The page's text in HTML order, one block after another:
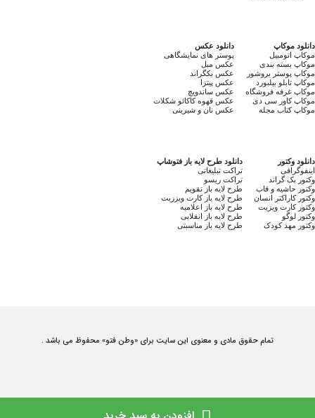
دانلود موکاپ
موکاپ اتومبیل
موکاپ بسته بندی
موکاپ پوستر بروشور
موکاپ تابلو بیلبورد
موکاپ غرفه فروشگاه
موکاپ کاور سی دی
موکاپ کتاب مجله
دانلود عکس
پوستر های نمایشگاهی
عکس مبل
عکس بکگراند
عکس پیتزا
عکس ساندویچ
عکس قهوه کاکائو شکلات
عکس نان و شیرینی
دانلود وکتور
اینفوگرافی
وکتور بک گراند
وکتور حاشیه و قاب
وکتور کاراکتر انسان
وکتور کارت ویزیت
وکتور لوگو
وکتور مهد کودک
دانلود طرح لایه باز فتوشاپ
تراکت تبلیغاتی
تراکت ریسو
طرح لایه باز تقویم
طرح لایه باز کارت ویززیت
طرح لایه باز اعلامیه
طرح لایه باز انقلابی
طرح لایه باز مناسبتی
تمام حقوق مادی و معنوی این سایت برای «وطن فتو» محفوظ می باشد .